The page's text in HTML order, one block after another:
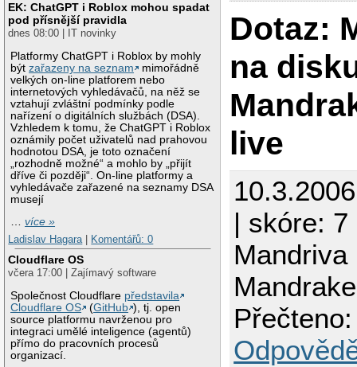
EK: ChatGPT i Roblox mohou spadat
pod přísnější pravidla
dnes 08:00 | IT novinky
Platformy ChatGPT i Roblox by mohly
býtzařazeny na seznam
mimořádně
velkých on-line platforem nebo
internetových vyhledávačů, na něž se
vztahují zvláštní podmínky podle
nařízení o digitálních službách (DSA).
Vzhledem k tomu, že ChatGPT i Roblox
oznámily počet uživatelů nad prahovou
hodnotou DSA, je toto označení
„rozhodně možné“ a mohlo by „přijít
dříve či později“. On-line platformy a
vyhledávače zařazené na seznamy DSA
musejí
…více »
Ladislav Hagara
Komentářů: 0
Cloudflare OS
včera 17:00 | Zajímavý software
Společnost Cloudflare představila
Cloudflare OS
(GitHub ), tj. open
source platformu navrženou pro
integraci umělé inteligence (agentů)
přímo do pracovních procesů
organizací.
Dotaz:
na
live
| skóre: 7
Mandriva